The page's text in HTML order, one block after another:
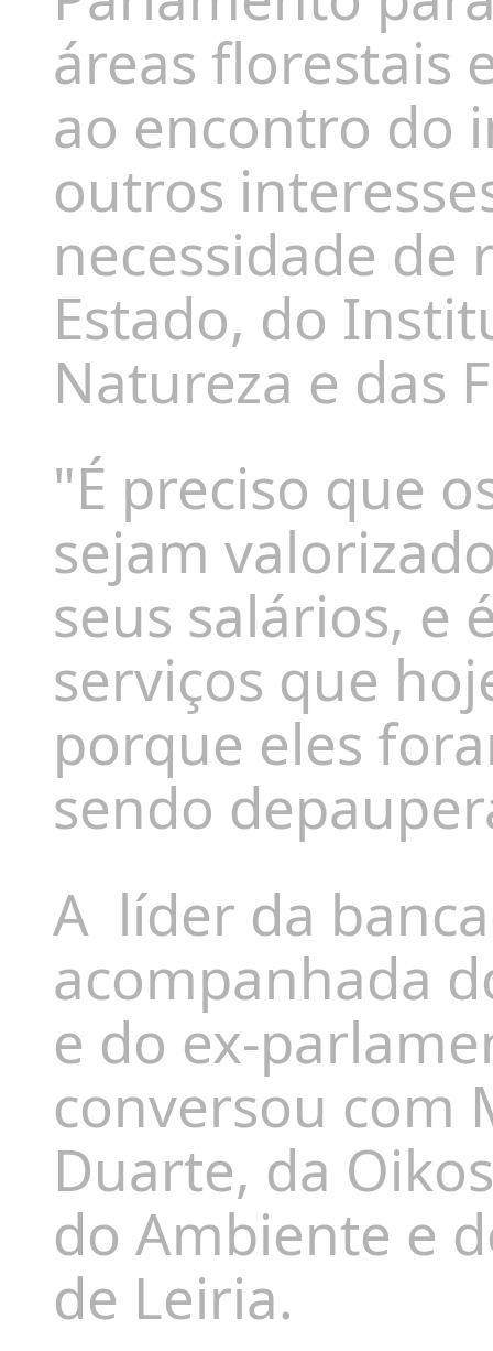
áreas florestais
ao encontro do
outros
necessidade
Estado, do
Natureza e das
"É preciso que
sejam
seus salários, e
serviços que
porque eles
sendo
A líder da
acompanhada
e do ex-
conversou com
Duarte, da
do Ambiente e
de Leiria.